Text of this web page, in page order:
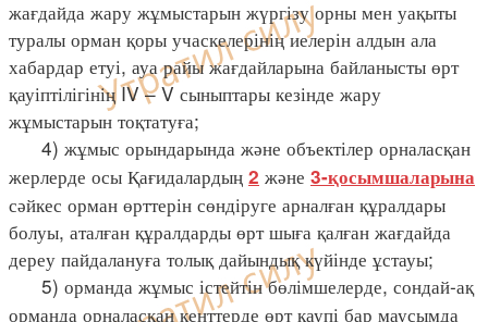
жағдайда жару жұмыстарын жүргізу орны мен уақыты
туралы орман қоры учаскелерінің иелерін алдын ала
хабардар етуі, ауа райы жағдайларына байланысты өрт
қауіптілігінің IV – V сыныптары кезінде жару
жұмыстарын тоқтатуға;
4) жұмыс орындарында және объектілер орналасқан
жерлерде осы Қағидалардың 2 және 3-қосымшаларына
сәйкес орман өрттерін сөндіруге арналған құралдары
болуы, аталған құралдарды өрт шыға қалған жағдайда
дереу пайдалануға толық дайындық күйінде ұстауы;
5) орманда жұмыс істейтін бөлімшелерде, сондай-ақ
орманда орналасқан кенттерде өрт қаупі бар маусымда